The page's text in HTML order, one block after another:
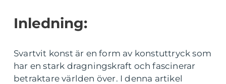
Inledning:
Svartvit konst är en form av konstuttryck som
har en stark dragningskraft och fascinerar
betraktare världen över. I denna artikel